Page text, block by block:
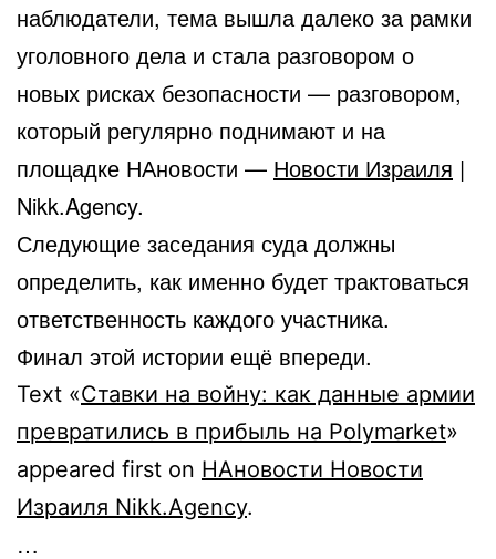
наблюдатели, тема вышла далеко за рамки
уголовного дела и стала разговором о
новых рисках безопасности — разговором,
который регулярно поднимают и на
площадке НАновости — Новости Израиля |
Nikk.Agency.
Следующие заседания суда должны
определить, как именно будет трактоваться
ответственность каждого участника.
Финал этой истории ещё впереди.
Text «Ставки на войну: как данные армии
превратились в прибыль на Polymarket»
appeared first on НАновости Новости
Израиля Nikk.Agency.
…